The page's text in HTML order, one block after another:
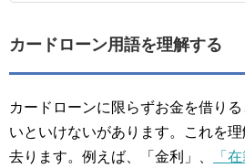
カードローン用語を理解する
カードローンに限らずお金を借り
いといけないがあります。これを
去ります。例えば、「金利」、
「